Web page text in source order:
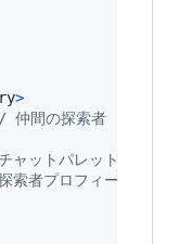
>
仲間の探索者
ットパレットに用い
者プロフィール画像の